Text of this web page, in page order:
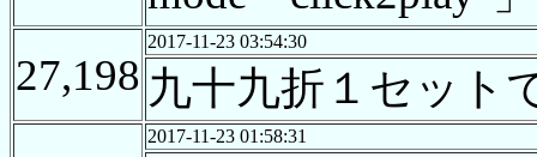
27,198
2017-11-23 03:54:30
九十九折１セット
2017-11-23 01:58:31